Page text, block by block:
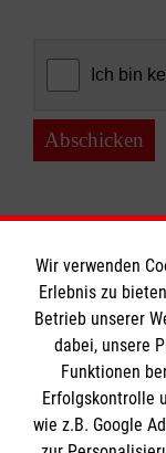
Abschicken
Impressum
Datenschutz
Die
Wir verwenden
Erlebnis zu
Betrieb unserer
dabei, unsere
Funktionen
Erfolgskontrolle
wie z.B. Google